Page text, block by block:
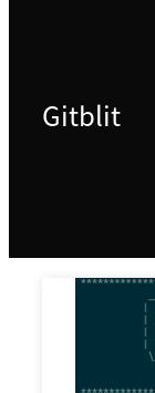
Gitblit